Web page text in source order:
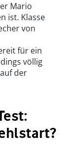
Mario
ist. Klasse
von
für ein
völlig
der